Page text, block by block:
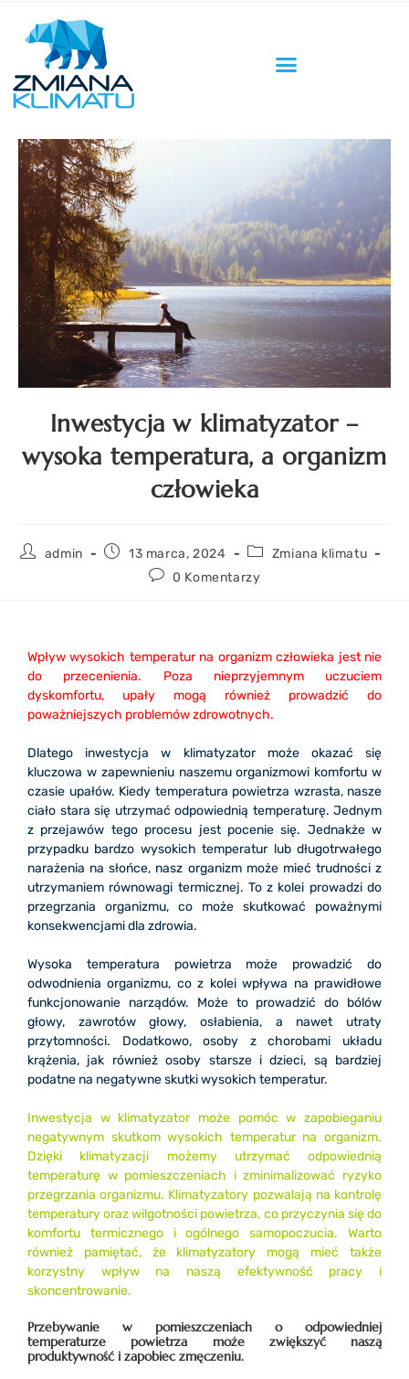
Inwestycja w klimatyzator –
wysoka temperatura, a organizm
człowieka
admin 13 marca, 2024
Zmiana klimatu
0 Komentarzy
Wpływ wysokich temperatur na organizm człowieka jest nie
do przecenienia. Poza nieprzyjemnym uczuciem
dyskomfortu, upały mogą również prowadzić do
poważniejszych problemów zdrowotnych.
Dlatego inwestycja w klimatyzator może okazać się
kluczowa w zapewnieniu naszemu organizmowi komfortu w
czasie upałów. Kiedy temperatura powietrza wzrasta, nasze
ciało stara się utrzymać odpowiednią temperaturę. Jednym
z przejawów tego procesu jest pocenie się. Jednakże w
przypadku bardzo wysokich temperatur lub długotrwałego
narażenia na słońce, nasz organizm może mieć trudności z
utrzymaniem równowagi termicznej. To z kolei prowadzi do
przegrzania organizmu, co może skutkować poważnymi
konsekwencjami dla zdrowia.
Wysoka temperatura powietrza może prowadzić do
odwodnienia organizmu, co z kolei wpływa na prawidłowe
funkcjonowanie narządów. Może to prowadzić do bólów
głowy, zawrotów głowy, osłabienia, a nawet utraty
przytomności. Dodatkowo, osoby z chorobami układu
krążenia, jak również osoby starsze i dzieci, są bardziej
podatne na negatywne skutki wysokich temperatur.
Inwestycja w klimatyzator może pomóc w zapobieganiu
negatywnym skutkom wysokich temperatur na organizm.
Dzięki klimatyzacji możemy utrzymać odpowiednią
temperaturę w pomieszczeniach i zminimalizować ryzyko
przegrzania organizmu. Klimatyzatory pozwalają na kontrolę
temperatury oraz wilgotności powietrza, co przyczynia się do
komfortu termicznego i ogólnego samopoczucia. Warto
również pamiętać, że klimatyzatory mogą mieć także
korzystny wpływ na naszą efektywność pracy i
skoncentrowanie.
Przebywanie w pomieszczeniach o odpowiedniej
temperaturze powietrza może zwiększyć naszą
produktywność i zapobiec zmęczeniu.